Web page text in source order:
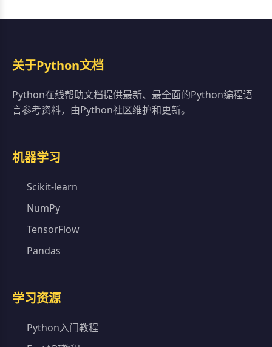
关于Python文档
Python在线帮助文档提供最新、最全面的Python编程语
言参考资料，由Python社区维护和更新。
机器学习
Scikit-learn
NumPy
TensorFlow
Pandas
学习资源
Python入门教程